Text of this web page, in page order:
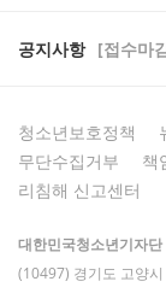
공지사항 [접수마
청소년보호정책
무단수집거부
책
리침해 신고센터
대한민국청소년기자
(10497) 경기도 고양